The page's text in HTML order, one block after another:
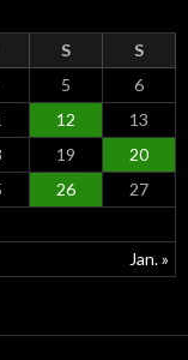
S S
Jan. »
5
6
12
13
19
20
26
27